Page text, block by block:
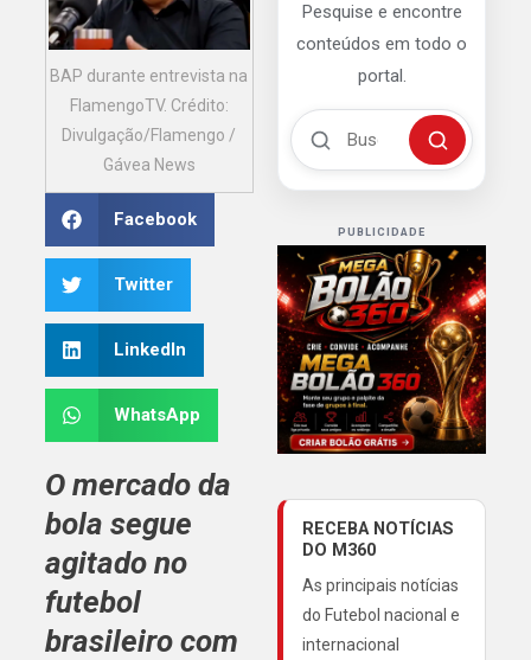
BAP durante entrevista na
FlamengoTV. Crédito:
Divulgação/Flamengo /
Gávea News
Facebook
Twitter
LinkedIn
WhatsApp
O mercado da
bola segue
agitado no
futebol
brasileiro com
Pesquise e encontre
conteúdos em todo o
portal.
Buscar no Mengão 360
Buscar
PUBLICIDADE
RECEBA NOTÍCIAS
DO M360
As principais notícias
do Futebol nacional e
internacional